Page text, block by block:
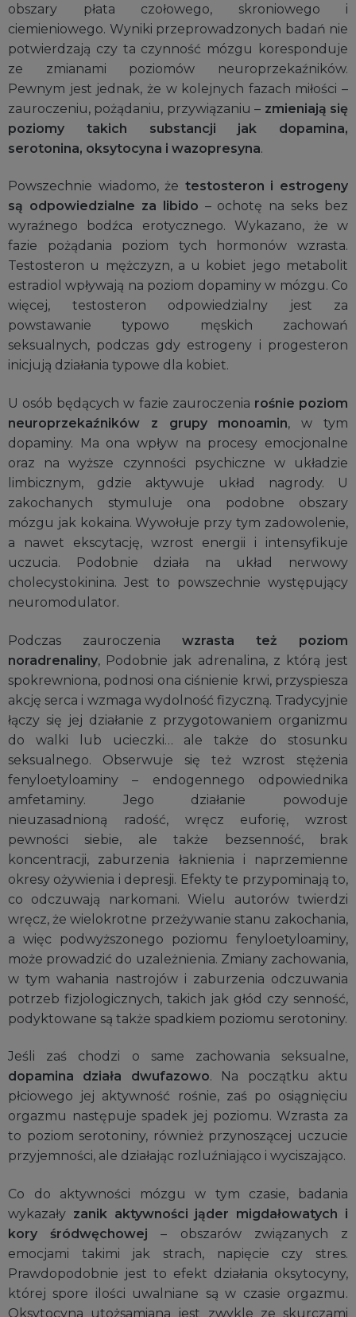
obszary płata czołowego, skroniowego i
ciemieniowego. Wyniki przeprowadzonych badań nie
potwierdzają czy ta czynność mózgu koresponduje
ze zmianami poziomów neuroprzekaźników.
Pewnym jest jednak, że w kolejnych fazach miłości –
zauroczeniu, pożądaniu, przywiązaniu – zmieniają się
poziomy takich substancji jak dopamina,
serotonina, oksytocyna i wazopresyna.
Powszechnie wiadomo, że testosteron i estrogeny
są odpowiedzialne za libido – ochotę na seks bez
wyraźnego bodźca erotycznego. Wykazano, że w
fazie pożądania poziom tych hormonów wzrasta.
Testosteron u mężczyzn, a u kobiet jego metabolit
estradiol wpływają na poziom dopaminy w mózgu. Co
więcej, testosteron odpowiedzialny jest za
powstawanie typowo męskich zachowań
seksualnych, podczas gdy estrogeny i progesteron
inicjują działania typowe dla kobiet.
U osób będących w fazie zauroczenia rośnie poziom
neuroprzekaźników z grupy monoamin, w tym
dopaminy. Ma ona wpływ na procesy emocjonalne
oraz na wyższe czynności psychiczne w układzie
limbicznym, gdzie aktywuje układ nagrody. U
zakochanych stymuluje ona podobne obszary
mózgu jak kokaina. Wywołuje przy tym zadowolenie,
a nawet ekscytację, wzrost energii i intensyfikuje
uczucia. Podobnie działa na układ nerwowy
cholecystokinina. Jest to powszechnie występujący
neuromodulator.
Podczas zauroczenia wzrasta też poziom
noradrenaliny, Podobnie jak adrenalina, z którą jest
spokrewniona, podnosi ona ciśnienie krwi, przyspiesza
akcję serca i wzmaga wydolność fizyczną. Tradycyjnie
łączy się jej działanie z przygotowaniem organizmu
do walki lub ucieczki… ale także do stosunku
seksualnego. Obserwuje się też wzrost stężenia
fenyloetyloaminy – endogennego odpowiednika
amfetaminy. Jego działanie powoduje
nieuzasadnioną radość, wręcz euforię, wzrost
pewności siebie, ale także bezsenność, brak
koncentracji, zaburzenia łaknienia i naprzemienne
okresy ożywienia i depresji. Efekty te przypominają to,
co odczuwają narkomani. Wielu autorów twierdzi
wręcz, że wielokrotne przeżywanie stanu zakochania,
a więc podwyższonego poziomu fenyloetyloaminy,
może prowadzić do uzależnienia. Zmiany zachowania,
w tym wahania nastrojów i zaburzenia odczuwania
potrzeb fizjologicznych, takich jak głód czy senność,
podyktowane są także spadkiem poziomu serotoniny.
Jeśli zaś chodzi o same zachowania seksualne,
dopamina działa dwufazowo. Na początku aktu
płciowego jej aktywność rośnie, zaś po osiągnięciu
orgazmu następuje spadek jej poziomu. Wzrasta za
to poziom serotoniny, również przynoszącej uczucie
przyjemności, ale działając rozluźniająco i wyciszająco.
Co do aktywności mózgu w tym czasie, badania
wykazały zanik aktywności jąder migdałowatych i
kory śródwęchowej – obszarów związanych z
emocjami takimi jak strach, napięcie czy stres.
Prawdopodobnie jest to efekt działania oksytocyny,
której spore ilości uwalniane są w czasie orgazmu.
Oksytocyna utożsamiana jest zwykle ze skurczami